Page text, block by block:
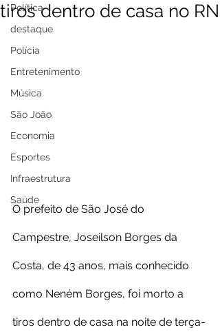
Política
destaque
Polícia
Entretenimento
Música
São João
Economia
Esportes
Infraestrutura
Saúde
tiros dentro de casa no RN
O prefeito de São José do
Campestre, Joseilson Borges da
Costa, de 43 anos, mais conhecido
como Neném Borges, foi morto a
tiros dentro de casa na noite de terça-